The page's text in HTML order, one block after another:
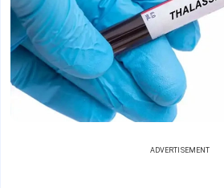
ADVERTISEMENT